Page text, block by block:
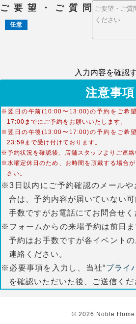
ご要望・ご質問
任意
入力内容を確認
注意事項
※翌日の午前(10:00〜13:00)の予約をご希
17:00までにご予約をお願いいたします。
※翌日の午後(13:00〜17:00)の予約をご希
23:59まで受け付けております。
※予約状況を確認後、店舗スタッフよりご連絡
※水曜定休日のため、お時間を頂戴する場合
さい。
※3日以内にご予約確認のメールや
合は、予約内容が届いていない
手数ですがお電話にてお問合せく
※フォームからの来場予約は前日
予約はお手数ですが各イベント
連絡ください。
※必要事項を入力し、当社“プライ
を確認いただいた後、ご送信くだ
© 2026 Noble